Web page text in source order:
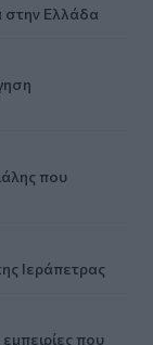
στην Ελλάδα
που
Ιεράπετρας
που